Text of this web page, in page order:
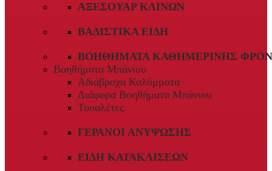
ΑΞΕΣΟΥΆΡ ΚΛΙΝΏΝ
ΒΑΔΙΣΤΙΚΆ ΕΊΔΗ
ΒΟΗΘΉΜΑΤΑ ΚΑΘΗΜΕΡΙΝΉΣ
Βοηθήματα Μπάνιου
Αδιάβροχα Καλύμματα
Διάφορα Βοηθήματα Μπάνιου
Τουαλέτες
ΓΕΡΑΝΟΊ ΑΝΎΨΩΣΗΣ
ΕΊΔΗ ΚΑΤΑΚΛΊΣΕΩΝ